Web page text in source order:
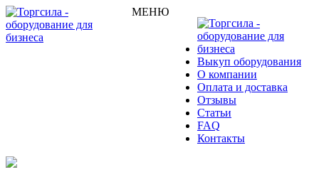
МЕНЮ
Выкуп оборудования
О компании
Оплата и доставка
Отзывы
Статьи
FAQ
Контакты